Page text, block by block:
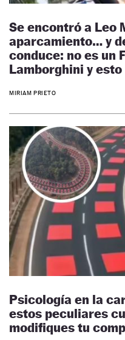
Se encontró a Leo
aparcamiento… y
conduce: no es un
Lamborghini y
MIRIAM PRIETO
Psicología en la
estos peculiares
modifiques tu